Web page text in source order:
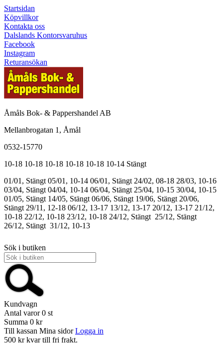
Startsidan
Köpvillkor
Kontakta oss
Dalslands Kontorsvaruhus
Facebook
Instagram
Returansökan
Åmåls Bok- & Pappershandel AB
Mellanbrogatan 1, Åmål
0532-15770
10-18 10-18 10-18 10-18 10-18 10-14 Stängt
01/01, Stängt 05/01, 10-14 06/01, Stängt 24/02, 08-18 28/03, 10-16
03/04, Stängt 04/04, 10-14 06/04, Stängt 25/04, 10-15 30/04, 10-15
01/05, Stängt 14/05, Stängt 06/06, Stängt 19/06, Stängt 20/06,
Stängt 29/11, 12-18 06/12, 13-17 13/12, 13-17 20/12, 13-17 21/12,
10-18 22/12, 10-18 23/12, 10-18 24/12, Stängt 25/12, Stängt
26/12, Stängt 31/12, 10-13
Sök i butiken
Kundvagn
Antal varor 0 st
Summa 0 kr
Till kassan Mina sidor Logga in
500 kr kvar till fri frakt.